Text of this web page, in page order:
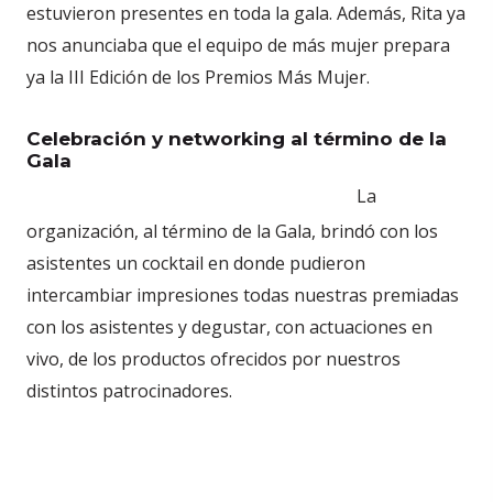
estuvieron presentes en toda la gala. Además, Rita ya
nos anunciaba que el equipo de más mujer prepara
ya la III Edición de los Premios Más Mujer.
Celebración y networking al término de la
Gala
La
organización, al término de la Gala, brindó con los
asistentes un cocktail en donde pudieron
intercambiar impresiones todas nuestras premiadas
con los asistentes y degustar, con actuaciones en
vivo, de los productos ofrecidos por nuestros
distintos patrocinadores.